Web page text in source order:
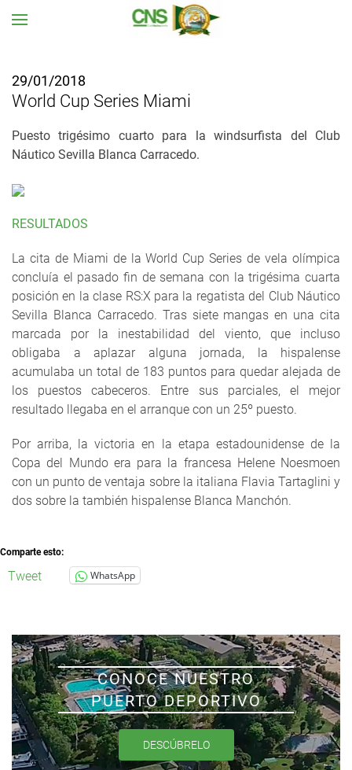
29/01/2018
World Cup Series Miami
Puesto trigésimo cuarto para la windsurfista del Club
Náutico Sevilla Blanca Carracedo.
RESULTADOS
La cita de Miami de la World Cup Series de vela olímpica
concluía el pasado fin de semana con la trigésima cuarta
posición en la clase RS:X para la regatista del Club Náutico
Sevilla Blanca Carracedo. Tras siete mangas en una cita
marcada por la inestabilidad del viento, que incluso
obligaba a aplazar alguna jornada, la hispalense
acumulaba un total de 183 puntos para quedar alejada de
los puestos cabeceros. Entre sus parciales, el mejor
resultado llegaba en el arranque con un 25º puesto.
Por arriba, la victoria en la etapa estadounidense de la
Copa del Mundo era para la francesa Helene Noesmoen
con un punto de ventaja sobre la italiana Flavia Tartaglini y
dos sobre la también hispalense Blanca Manchón.
Comparte esto:
Tweet WhatsApp
CONOCE NUESTRO
PUERTO DEPORTIVO
DESCÚBRELO